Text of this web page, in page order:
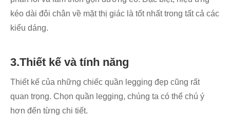
kéo dài đôi chân về mặt thị giác là tốt nhất trong tất cả các
kiểu dáng.
3.Thiết kế và tính năng
Thiết kế của những chiếc quần legging đẹp cũng rất
quan trọng. Chọn quần legging, chúng ta có thể chú ý
hơn đến từng chi tiết.